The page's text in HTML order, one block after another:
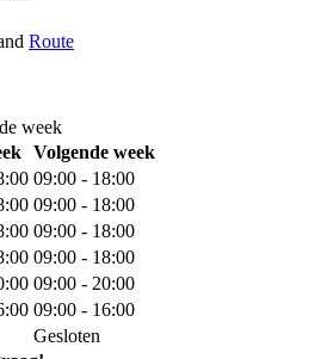
Route
week
Volgende week
09:00 - 18:00
09:00 - 18:00
09:00 - 18:00
09:00 - 18:00
09:00 - 20:00
09:00 - 16:00
Gesloten